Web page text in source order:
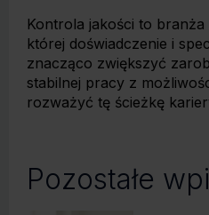
Kontrola jakości to
której doświadczenie i
znacząco zwiększyć
stabilnej pracy z
rozważyć tę ścieżkę
Pozostałe